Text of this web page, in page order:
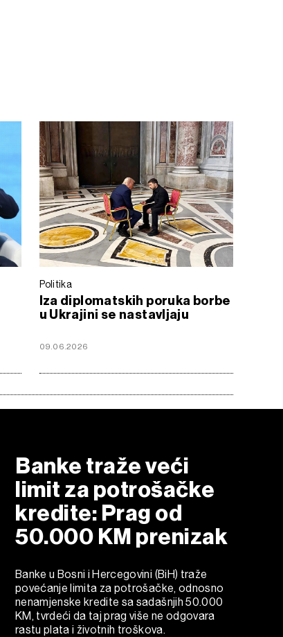
Politika
Iza diplomatskih poruka borbe
u Ukrajini se nastavljaju
09.06.2026
Banke traže veći
limit za potrošačke
kredite: Prag od
50.000 KM prenizak
Banke u Bosni i Hercegovini (BiH) traže
povećanje limita za potrošačke, odnosno
nenamjenske kredite sa sadašnjih 50.000
KM, tvrdeći da taj prag više ne odgovara
rastu plata i životnih troškova.